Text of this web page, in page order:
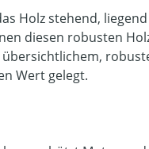
Holz stehend,
diesen robusten
Wert gelegt.